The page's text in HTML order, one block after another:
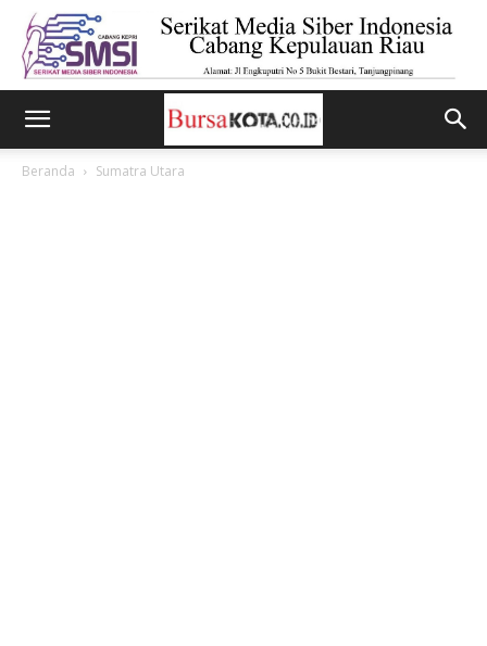
Beranda Sumatra Utara